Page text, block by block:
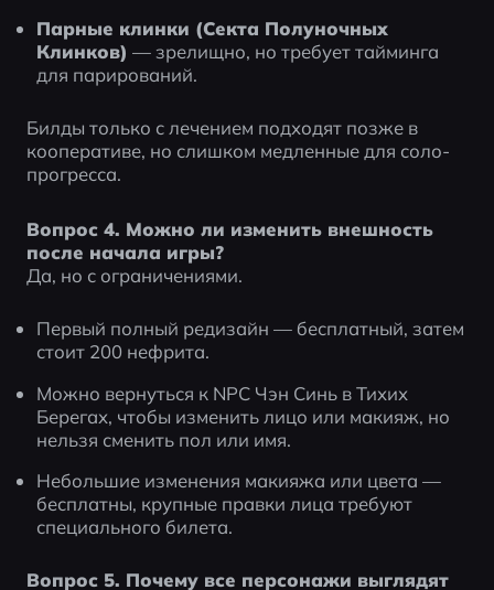
Парные клинки (Секта Полуночных
Клинков) — зрелищно, но требует тайминга
для парирований.
Билды только с лечением подходят позже в
кооперативе, но слишком медленные для соло-
прогресса.
Вопрос 4. Можно ли изменить внешность
после начала игры?
Да, но с ограничениями.
Первый полный редизайн — бесплатный, затем
стоит 200 нефрита.
Можно вернуться к NPC Чэн Синь в Тихих
Берегах, чтобы изменить лицо или макияж, но
нельзя сменить пол или имя.
Небольшие изменения макияжа или цвета —
бесплатны, крупные правки лица требуют
специального билета.
Вопрос 5. Почему все персонажи выглядят